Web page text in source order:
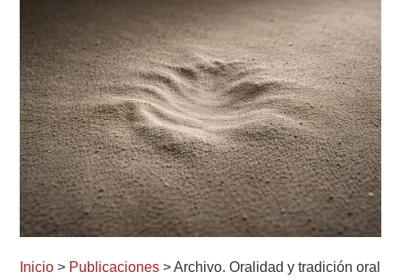
Inicio > Publicaciones > Archivo. Oralidad y tradición oral